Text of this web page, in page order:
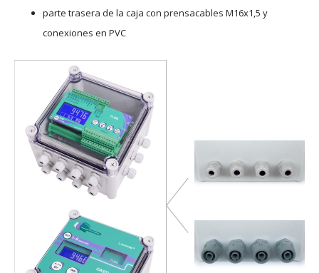
parte trasera de la caja con prensacables M16x1,5 y
conexiones en PVC